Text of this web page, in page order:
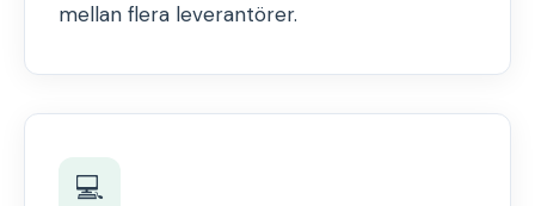
mellan flera leverantörer.
💻